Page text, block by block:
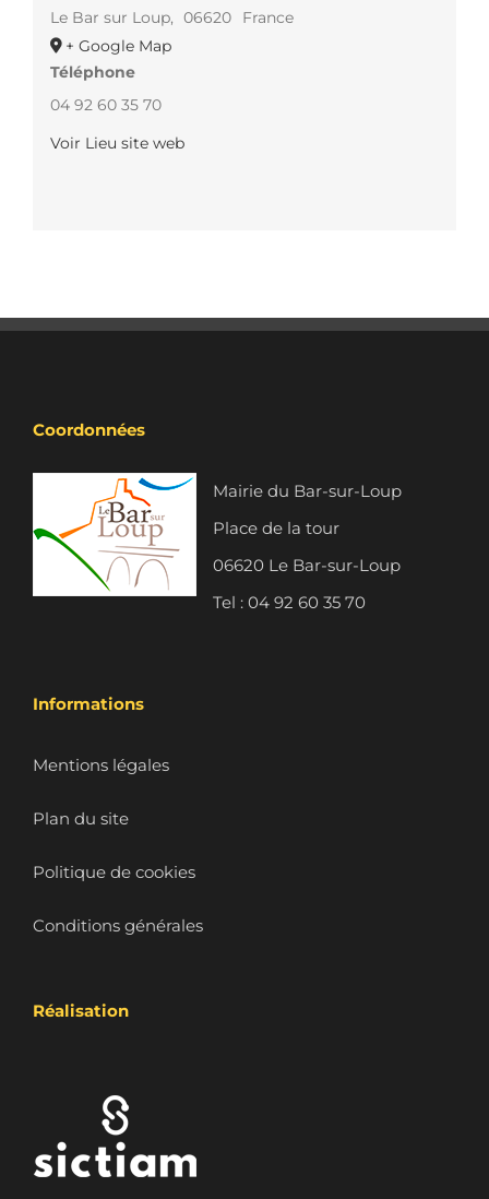
Le Bar sur Loup, 06620
France
+ Google Map
Téléphone
04 92 60 35 70
Voir Lieu site web
Coordonnées
Mairie du Bar-sur-Loup
Place de la tour
06620 Le Bar-sur-Loup
Tel : 04 92 60 35 70
Informations
Mentions légales
Plan du site
Politique de cookies
Conditions générales
Réalisation